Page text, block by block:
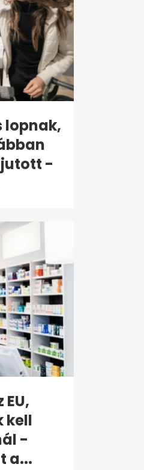
lopnak,
jutott -
kell
-
a...